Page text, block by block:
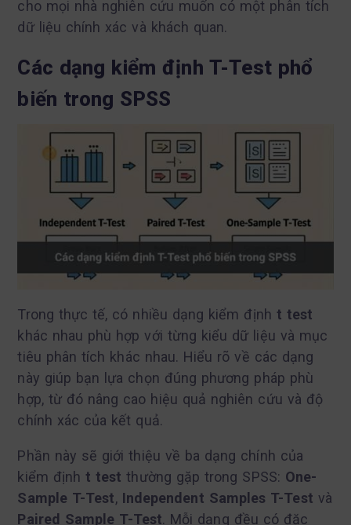
cho mọi nhà nghiên cứu muốn có một phân tích
dữ liệu chính xác và khách quan.
Các dạng kiểm định T-Test phổ
biến trong SPSS
Trong thực tế, có nhiều dạng kiểm định t test
khác nhau phù hợp với từng kiểu dữ liệu và mục
tiêu phân tích khác nhau. Hiểu rõ về các dạng
này giúp bạn lựa chọn đúng phương pháp phù
hợp, từ đó nâng cao hiệu quả nghiên cứu và độ
chính xác của kết quả.
Phần này sẽ giới thiệu về ba dạng chính của
kiểm định t test thường gặp trong SPSS: One-
Sample T-Test, Independent Samples T-Test và
Paired Sample T-Test. Mỗi dạng đều có đặc